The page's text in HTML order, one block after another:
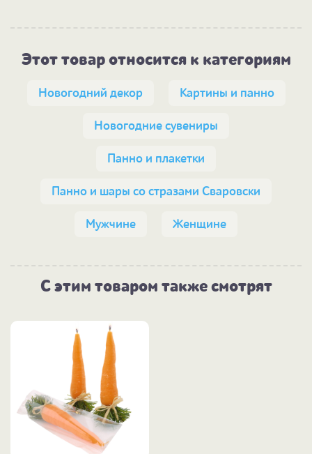
Этот товар относится к категориям
Новогодний декор Картины и панно
Новогодние сувениры
Панно и плакетки
Панно и шары со стразами Сваровски
Мужчине Женщине
С этим товаром также смотрят